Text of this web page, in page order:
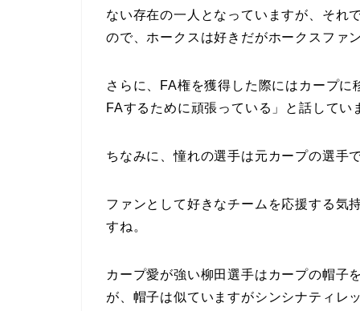
ない存在の一人となっていますが、それ
ので、ホークスは好きだがホークスファ
さらに、FA権を獲得した際にはカープ
FAするために頑張っている」と話してい
ちなみに、憧れの選手は元カープの選手
ファンとして好きなチームを応援する気
すね。
カープ愛が強い柳田選手はカープの帽子
が、帽子は似ていますがシンシナティレ